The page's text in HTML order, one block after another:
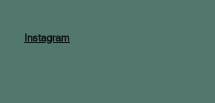
Instagram